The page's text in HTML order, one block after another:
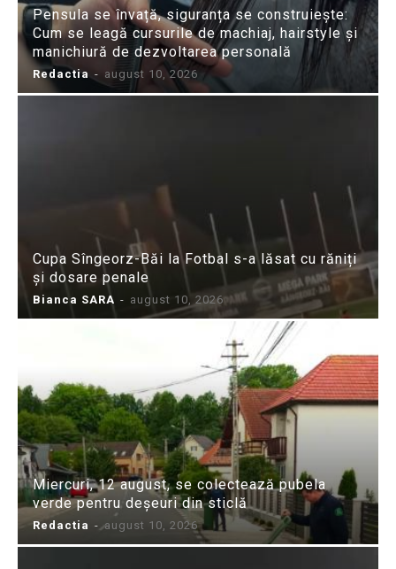
Pensula se învață, siguranța se construiește:
Cum se leagă cursurile de machiaj, hairstyle și
manichiură de dezvoltarea personală
Redactia - august 10, 2026
Cupa Sîngeorz-Băi la Fotbal s-a lăsat cu răniți
și dosare penale
Bianca SARA - august 10, 2026
Miercuri, 12 august, se colectează pubela
verde pentru deșeuri din sticlă
Redactia - august 10, 2026